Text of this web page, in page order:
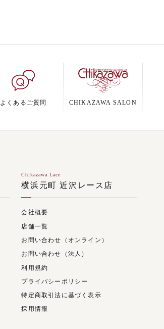
よくあるご質問 CHIKAZAWA SALON
Chikazawa Lace
横浜元町 近沢レース店
会社概要
店舗一覧
お問い合わせ（オンライン）
お問い合わせ（法人）
利用規約
プライバシーポリシー
特定商取引法に基づく表示
採用情報